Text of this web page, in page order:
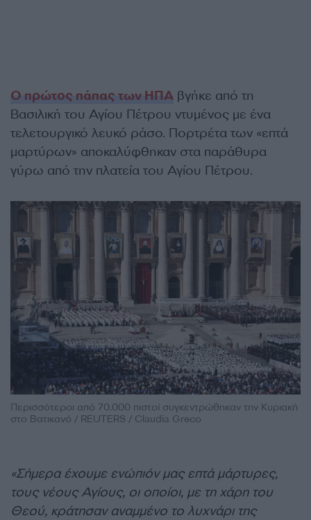
Ο πρώτος πάπας των ΗΠΑ βγήκε από τη
Βασιλική του Αγίου Πέτρου ντυμένος με ένα
τελετουργικό λευκό ράσο. Πορτρέτα των «επτά
μαρτύρων» αποκαλύφθηκαν στα παράθυρα
γύρω από την πλατεία του Αγίου Πέτρου.
Περισσότεροι από 70.000 πιστοί συγκεντρώθηκαν την Κυριακή
στο Βατικανό / REUTERS / Claudia Greco
«Σήμερα έχουμε ενώπιόν μας επτά μάρτυρες,
τους νέους Αγίους, οι οποίοι, με τη χάρη του
Θεού, κράτησαν αναμμένο το λυχνάρι της